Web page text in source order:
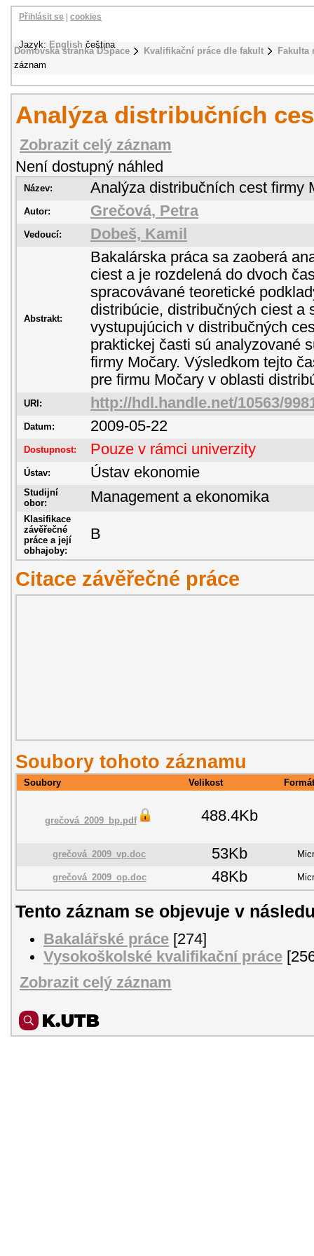
Domovská stránka DSpace Kvalifikační práce dle fakult
Fakulta
záznam
Přihlásit se cookies
Jazyk: English čeština
Analýza distribučních
Zobrazit celý záznam
Není dostupný náhled
Název: Analýza distribučních cest firmy
Autor: Grečová, Petra
Vedoucí: Dobeš, Kamil
Abstrakt:
Bakalárska práca sa zaoberá
ciest a je rozdelená do dvoch
spracovávané teoretické
distribúcie, distribučných ciest a
vystupujúcich v distribučných
praktickej časti sú analyzované
firmy Močary. Výsledkom tejto
pre firmu Močary v oblasti
URI: http://hdl.handle.net/10563/
Datum: 2009-05-22
Dostupnost: Pouze v rámci univerzity
Ústav: Ústav ekonomie
Studijní
obor:
Management a ekonomika
Klasifikace
závěřečné
práce a její
obhajoby:
B
Citace závěřečné práce
Soubory tohoto záznamu
Soubory Velikost Formát
grečová_2009_bp.pdf 488.4Kb
grečová_2009_vp.doc 53Kb
grečová_2009_op.doc 48Kb
Tento záznam se objevuje v
Bakalářské práce [274]
Vysokoškolské kvalifikační práce
Zobrazit celý záznam